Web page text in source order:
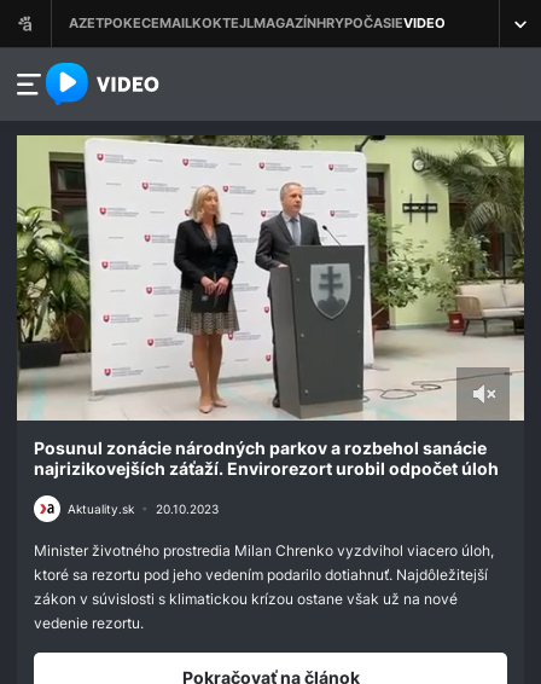
azet.video.sk
seconds
minutes,
seconds
Posunul zonácie národných parkov a rozbehol sanácie
najrizikovejších záťaží. Envirorezort urobil odpočet úloh
Aktuality.sk • 20.10.2023
Minister životného prostredia Milan Chrenko vyzdvihol viacero úloh,
ktoré sa rezortu pod jeho vedením podarilo dotiahnuť. Najdôležitejší
zákon v súvislosti s klimatickou krízou ostane však už na nové
vedenie rezortu.
Pokračovať na článok